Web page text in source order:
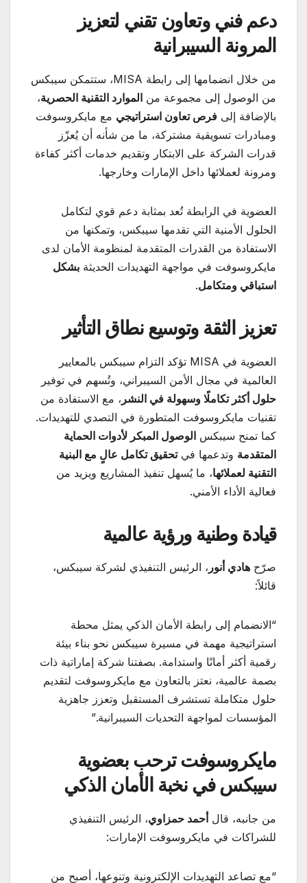
دعم فني وتعاون تقني لتعزيز
المرونة السيبرانية
من خلال انضمامها إلى رابطة MISA، ستتمكن سيبكس
من الوصول إلى مجموعة من الموارد التقنية الحصرية،
بالإضافة إلى فرص تعاون استراتيجي مع مايكروسوفت
ومبادرات تسويقية مشتركة، ما من شأنه أن يُعزّز
قدرات الشركة على الابتكار وتقديم خدمات أكثر كفاءة
ومرونة لعملائها داخل الإمارات وخارجها.
العضوية في الرابطة تُعد بمثابة دعم قوي لتكامل
الحلول الأمنية التي تقدمها سيبكس، وتمكنها من
الاستفادة من القدرات المتقدمة لمنظومة الأمان لدى
مايكروسوفت في مواجهة التهديدات الحديثة بشكل
استباقي ومتكامل.
تعزيز الثقة وتوسيع نطاق التأثير
العضوية في MISA تؤكد التزام سيبكس بالمعايير
العالمية في مجال الأمن السيبراني، وتُسهم في توفير
حلول أكثر تكاملًا وسهولة في النشر ، مع الاستفادة من
تقنيات مايكروسوفت المتطورة في التصدي للتهديدات.
كما تمنح سيبكس الوصول المبكر لأدوات الحماية
المتقدمة وتدعمها فيتحقيق تكامل عالٍ مع البنية
التقنية لعملائها، ما يُسهل تنفيذ المشاريع ويزيد من
فعالية الأداء الأمني.
قيادة وطنية ورؤية عالمية
صرّح هادي أنور ، الرئيس التنفيذي لشركة سيبكس،
قائلاً:
“الانضمام إلى رابطة الأمان الذكي يمثل محطة
استراتيجية مهمة في مسيرة سيبكس نحو بناء بيئة
رقمية أكثر أمانًا واستدامة. بصفتنا شركة إماراتية ذات
بصمة عالمية، نعتز بالتعاون مع مايكروسوفت لتقديم
حلول متكاملة تستشرف المستقبل وتعزز جاهزية
المؤسسات لمواجهة التحديات السيبرانية.”
مايكروسوفت ترحب بعضوية
سيبكس في نخبة الأمان الذكي
من جانبه، قال أحمد حمزاوي، الرئيس التنفيذي
للشراكات في مايكروسوفت الإمارات:
“مع تصاعد التهديدات الإلكترونية وتنوعها، أصبح من